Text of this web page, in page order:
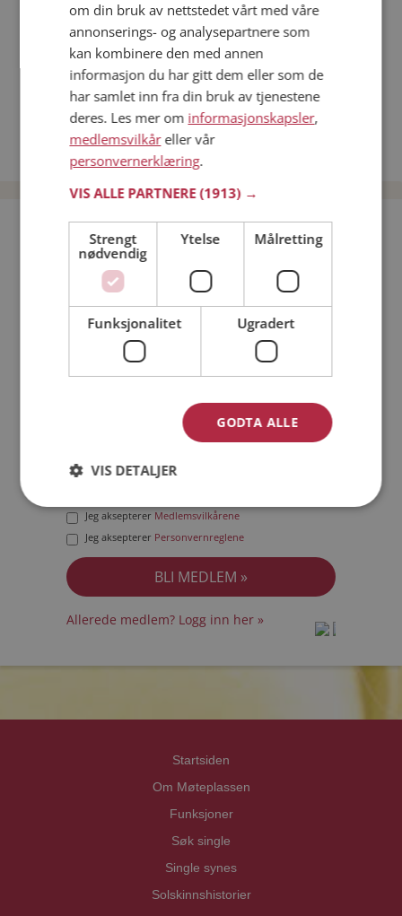
Fler single
Flere singlekvinner fra Gjesdal:Helene D
haugesund
Bli medlem gratis!
Jeg er en: Mann Kvinne
Min alder:
Jeg aksepterer Medlemsvilkårene
Jeg aksepterer Personvernreglene
Allerede medlem? Logg inn her »
Startsiden
Om Møteplassen
Funksjoner
Søk single
Single synes
Solskinnshistorier
om din bruk av nettstedet vårt med våre
annonserings- og analysepartnere som
kan kombinere den med annen
informasjon du har gitt dem eller som de
har samlet inn fra din bruk av tjenestene
deres. Les mer om informasjonskapsler,
medlemsvilkåreller vår
personvernerklæring.
VIS ALLE PARTNERE(1913) →
Strengt
nødvendig
Ytelse Målretting
Funksjonalitet Ugradert
GODTA ALLE
VIS DETALJER